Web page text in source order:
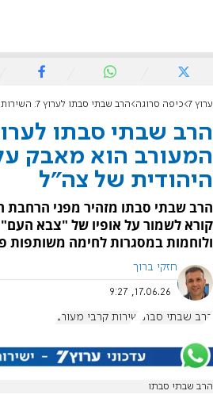
ערוץ 7 כיפה סרוגה הרב שבתי סבתו לערוץ 7: השירות המעורב הוא מאבק על זהותו היהודית של צה"ל
המעורב הוא מאבק
היהודית של צה"ל
הרב שבתי סבתו מזהיר מפני הרחבת
קורא לשמור על אופיו של "צבא העם"
ולוחמות במסגרות לחימה משותפות
חזקי ברוך
17.06.26, 9:27
הרב שבתי סבתו שירות קרבי מעורב
הרב שבתי סבתו